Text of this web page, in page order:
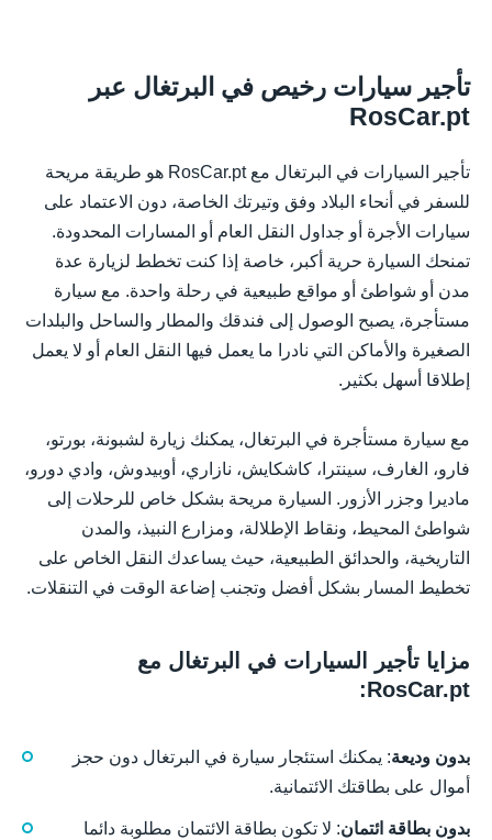
تأجير سيارات رخيص في البرتغال عبر
RosCar.pt
تأجير السيارات في البرتغال مع RosCar.pt هو طريقة مريحة
للسفر في أنحاء البلاد وفق وتيرتك الخاصة، دون الاعتماد على
سيارات الأجرة أو جداول النقل العام أو المسارات المحدودة.
تمنحك السيارة حرية أكبر، خاصة إذا كنت تخطط لزيارة عدة
مدن أو شواطئ أو مواقع طبيعية في رحلة واحدة. مع سيارة
مستأجرة، يصبح الوصول إلى فندقك والمطار والساحل والبلدات
الصغيرة والأماكن التي نادرا ما يعمل فيها النقل العام أو لا يعمل
إطلاقا أسهل بكثير.
مع سيارة مستأجرة في البرتغال، يمكنك زيارة لشبونة، بورتو،
فارو، الغارف، سينترا، كاشكايش، نازاري، أوبيدوش، وادي دورو،
ماديرا وجزر الأزور. السيارة مريحة بشكل خاص للرحلات إلى
شواطئ المحيط، ونقاط الإطلالة، ومزارع النبيذ، والمدن
التاريخية، والحدائق الطبيعية، حيث يساعدك النقل الخاص على
تخطيط المسار بشكل أفضل وتجنب إضاعة الوقت في التنقلات.
مزايا تأجير السيارات في البرتغال مع
RosCar.pt:
بدون وديعة: يمكنك استئجار سيارة في البرتغال دون حجز
أموال على بطاقتك الائتمانية.
بدون بطاقة ائتمان: لا تكون بطاقة الائتمان مطلوبة دائما